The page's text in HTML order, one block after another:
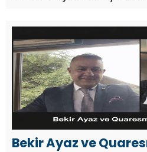
tartışmalarına sert
Ayaz, milli formanın
Bekir Ayaz ve